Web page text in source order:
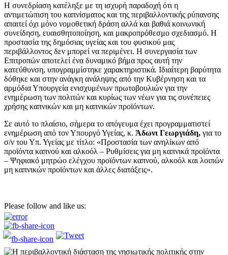
Η συνεδρίαση κατέληξε με τη ισχυρή παραδοχή ότι η
αντιμετώπιση του καπνίσματος και της περιβαλλοντικής ρύπανσης
απαιτεί όχι μόνο νομοθετική δράση αλλά και βαθιά κοινωνική
συνείδηση, ευαισθητοποίηση, και μακροπρόθεσμο σχεδιασμό. Η
προστασία της δημόσιας υγείας και του φυσικού μας
περιβάλλοντος δεν μπορεί να περιμένει. Η συνεργασία των
Επιτροπών αποτελεί ένα δυναμικό βήμα προς αυτή την
κατεύθυνση, υπογραμμίστηκε χαρακτηριστικά. Ιδιαίτερη βαρύτητα
δόθηκε και στην ανάγκη ανάληψης από την Κυβέρνηση και τα
αρμόδια Υπουργεία ενισχυμένων πρωτοβουλιών για την
ενημέρωση των πολιτών και κυρίως των νέων για τις συνέπειες
χρήσης καπνικών και μη καπνικών προϊόντων.
Σε αυτό το πλαίσιο, σήμερα το απόγευμα έχει προγραμματιστεί
ενημέρωση από τον Υπουργό Υγείας, κ. Άδωνι Γεωργιάδη, για το
σ/ν του Υπ. Υγείας με τίτλο: «Προστασία των ανηλίκων από
προϊόντα καπνού και αλκοόλ – Ρυθμίσεις για μη καπνικά προϊόντα
– Ψηφιακό μητρώο ελέγχου προϊόντων καπνού, αλκοόλ και λοιπών
μη καπνικών προϊόντων και άλλες διατάξεις».
Please follow and like us: